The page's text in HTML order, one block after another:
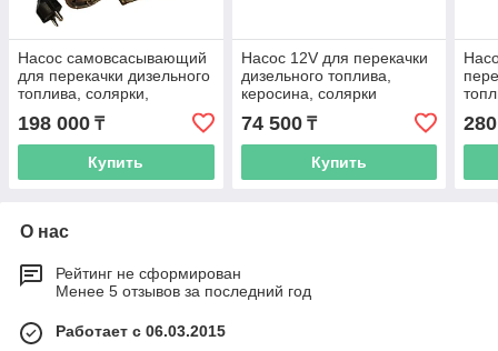
Насос самовсасывающий
для перекачки дизельного
топлива, солярки,
керосина DYB-100, 15м,
6м3/ч
198 000 ₸
Купить
Насос 12V для перекачки
дизельного топлива,
керосина, солярки
74 500₸
Купить
О нас
Рейтинг не сформирован
Менее 5 отзывов за последний год
Работает с 06.03.2015